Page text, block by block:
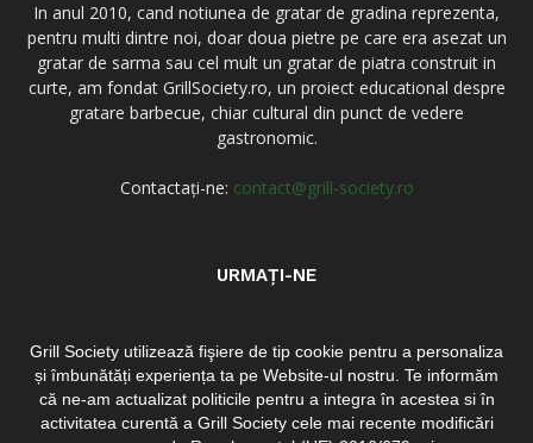
Grill Society utilizează fişiere de tip cookie pentru a personaliza
și îmbunătăți experiența ta pe Website-ul nostru. Te informăm
că ne-am actualizat politicile pentru a integra în acestea si în
activitatea curentă a Grill Society cele mai recente modificări
In anul 2010, cand notiunea de gratar de gradina reprezenta,
pentru multi dintre noi, doar doua pietre pe care era asezat un
gratar de sarma sau cel mult un gratar de piatra construit in
curte, am fondat GrillSociety.ro, un proiect educational despre
gratare barbecue, chiar cultural din punct de vedere
gastronomic.
Contactați-ne: contact@grill-society.ro
URMAȚI-NE
Acasa Despre noi Contact